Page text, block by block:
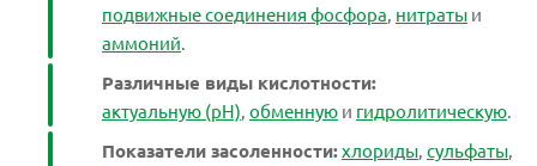
подвижные соединения фосфора, нитраты и
аммоний.
Различные виды кислотности:
актуальную (pH), обменную и гидролитическую.
Показатели засоленности:хлориды, сульфаты,